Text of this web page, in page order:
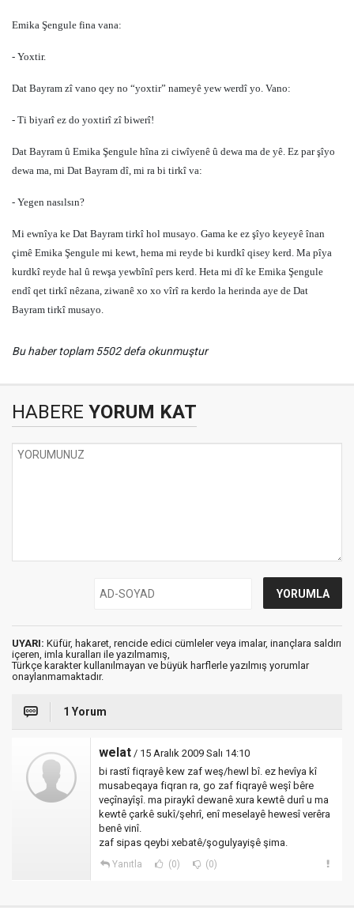
Emika Şengule fina vana:
- Yoxtir.
Dat Bayram zî vano qey no “yoxtir” nameyê yew werdî yo. Vano:
- Ti biyarî ez do yoxtirî zî biwerî!
Dat Bayram û Emika Şengule hîna zi ciwîyenê û dewa ma de yê. Ez par şîyo
dewa ma, mi Dat Bayram dî, mi ra bi tirkî va:
- Yegen nasılsın?
Mi ewnîya ke Dat Bayram tirkî hol musayo. Gama ke ez şîyo keyeyê înan
çimê Emika Şengule mi kewt, hema mi reyde bi kurdkî qisey kerd. Ma pîya
kurdkî reyde hal û rewşa yewbînî pers kerd. Heta mi dî ke Emika Şengule
endî qet tirkî nêzana, ziwanê xo xo vîrî ra kerdo la herinda aye de Dat
Bayram tirkî musayo.
Bu haber toplam 5502 defa okunmuştur
HABERE YORUM KAT
UYARI: Küfür, hakaret, rencide edici cümleler veya imalar, inançlara saldırı
içeren, imla kuralları ile yazılmamış,
Türkçe karakter kullanılmayan ve büyük harflerle yazılmış yorumlar
onaylanmamaktadır.
1 Yorum
welat / 15 Aralık 2009 Salı 14:10
bi rastî fiqrayê kew zaf weş/hewl bî. ez hevîya kî
musabeqaya fiqran ra, go zaf fiqrayê weşî bêre
veçînayîşî. ma piraykî dewanê xura kewtê durî u ma
kewtê çarkê sukî/şehrî, enî meselayê hewesî verêra
benê vinî.
zaf sipas qeybi xebatê/şogulyayişê şima.
Yanıtla (0) (0)